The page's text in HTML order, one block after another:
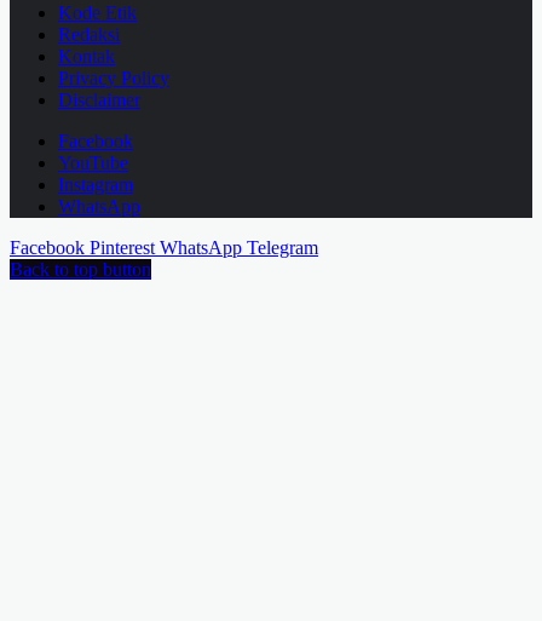
Kode Etik
Redaksi
Kontak
Privacy Policy
Disclaimer
Facebook
YouTube
Instagram
WhatsApp
Facebook Pinterest WhatsApp Telegram
Back to top button